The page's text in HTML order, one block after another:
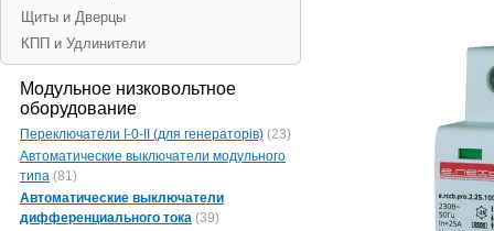
Щиты и Дверцы
КПП и Удлинители
Модульное низковольтное
оборудование
Переключатели I-0-II (для генераторів) (23)
Автоматические выключатели модульного
типа (81)
Автоматические выключатели
дифференциального тока (39)